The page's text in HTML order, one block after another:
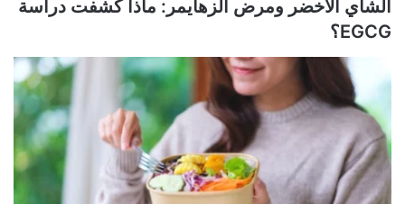
الشاي الأخضر ومرض ألزهايمر: ماذا كشفت دراسة
EGCG؟